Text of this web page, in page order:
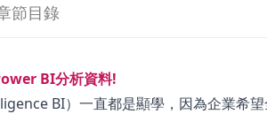
節目錄
BI分析資料!
BI）一直都是顯學，因為企業希